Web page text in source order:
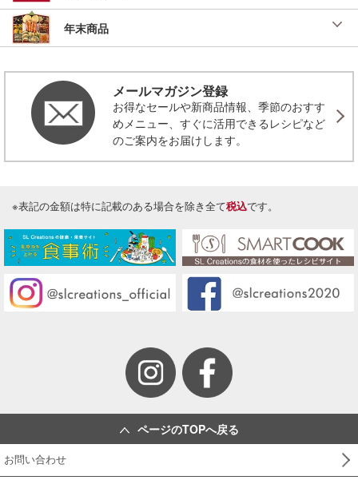
投稿日：2022/03/03 投稿者：SL Creations
「ｉｄｅａ時短ごは
２０２１年 ９号）
投稿日：2021/07/26 投稿者：SL Creations
タラモサンド
「にぎやかパンメニュー」 （美味安心２
０２１年 ４号）
「春のたまごレシピ」 （美味安心２０２１
投稿日：2021/02/08 投稿者：SL Creations
お好みフォカッチャサンド弁当
「春のお手軽弁当」（美味安心２０２０年 ４
号）
ド
「お出かけ弁当の主役にも！春のサンドイッチ
プレート」（美味安心２０２０年 ３号）
菜の花とえびのハーブソテーサンド
「お出かけ弁当の主役にも！春のサンドイッチ
年末商品
メールマガジン登録
お得なセールや新商品情報、季節のおすす
めメニュー、すぐに活用できるレシピなど
のご案内をお届けします。
※表記の金額は特に記載のある場合を除き全て税込です。
ページのTOPへ戻る
お問い合わせ